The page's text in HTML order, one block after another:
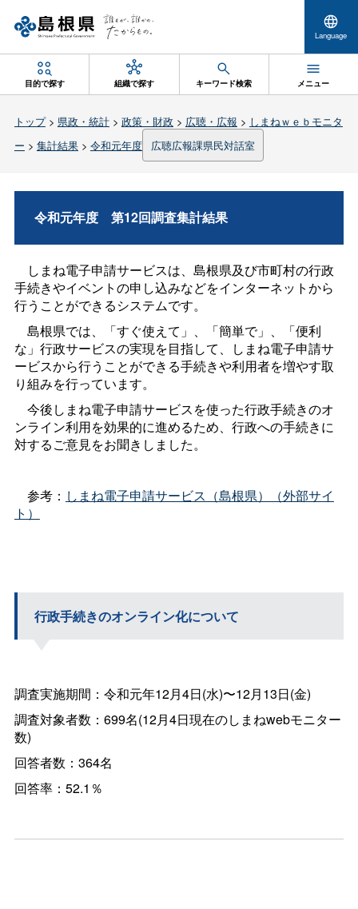
Language
目的で探す 組織で探す キーワード検索 メニュー
トップ> 県政・統計> 政策・財政 > 広聴・広報 > しまねｗｅｂモニタ
ー > 集計結果> 令和元年度 広聴広報課県民対話室
令和元年度 第12回調査集計結果
しまね電子申請サービスは、島根県及び市町村の行政
手続きやイベントの申し込みなどをインターネットから
行うことができるシステムです。
島根県では、「すぐ使えて」、「簡単で」、「便利
な」行政サービスの実現を目指して、しまね電子申請サ
ービスから行うことができる手続きや利用者を増やす取
り組みを行っています。
今後しまね電子申請サービスを使った行政手続きのオ
ンライン利用を効果的に進めるため、行政への手続きに
対するご意見をお聞きしました。
参考： しまね電子申請サービス（島根県）（外部サイ
ト）
行政手続きのオンライン化について
調査実施期間：令和元年12月4日(水)〜12月13日(金)
調査対象者数：699名(12月4日現在のしまねwebモニター
数)
回答者数：364名
回答率：52.1％